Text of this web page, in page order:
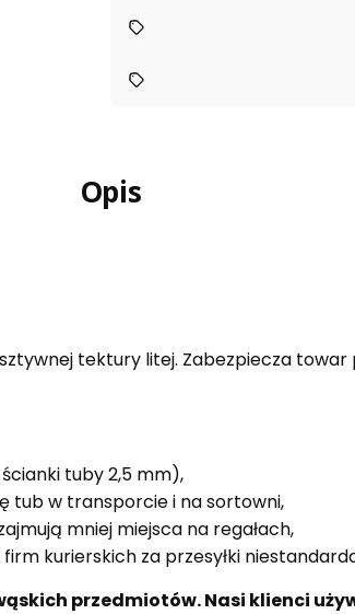
Opis
tektury litej. Zabezpiecza towar
tuby 2,5 mm),
tub w transporcie i na sortowni,
mniej miejsca na regałach,
kurierskich za przesyłki
przedmiotów. Nasi klienci